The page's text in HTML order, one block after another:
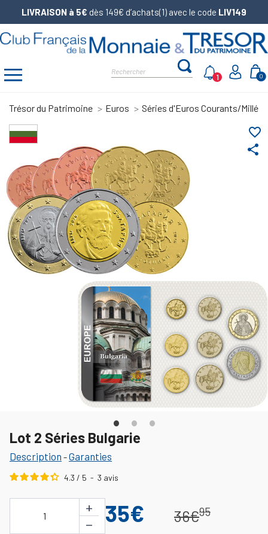
LIVRAISON à 5€ dès 149€ d’achats(1) avec le code LIV149
0
1
Trésor du Patrimoine Euros Séries d'Euros Courants/
share
favorite_border
Lot 2 Séries Bulgarie
Description -Garanties
4.3 / 5 - 3 avis
1
+
−
35€ 36€95